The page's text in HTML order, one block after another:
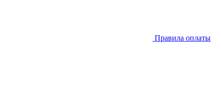
Правила оплаты